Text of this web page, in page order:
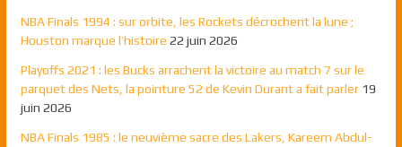
NBA Finals 1994 : sur orbite, les Rockets décrochent la lune ;
Houston marque l’histoire 22 juin 2026
Playoffs 2021 : les Bucks arrachent la victoire au match 7 sur le
parquet des Nets, la pointure 52 de Kevin Durant a fait parler 19
juin 2026
NBA Finals 1985 : le neuvième sacre des Lakers, Kareem Abdul-